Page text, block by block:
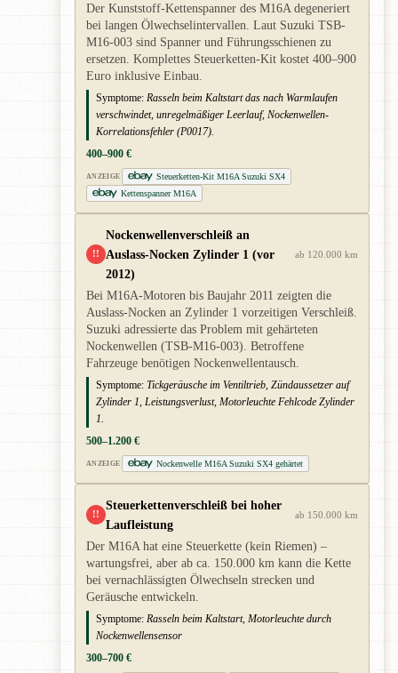
Der Kunststoff-Kettenspanner des M16A degeneriert
bei langen Ölwechselintervallen. Laut Suzuki TSB-
M16-003 sind Spanner und Führungsschienen zu
ersetzen. Komplettes Steuerketten-Kit kostet 400–900
Euro inklusive Einbau.
Symptome: Rasseln beim Kaltstart das nach Warmlaufen
verschwindet, unregelmäßiger Leerlauf, Nockenwellen-
Korrelationsfehler (P0017).
400–900 €
ANZEIGE
Steuerketten-Kit M16A Suzuki SX4
Kettenspanner M16A
!!
Nockenwellenverschleiß an
Auslass-Nocken Zylinder 1 (vor
2012)
ab 120.000 km
Bei M16A-Motoren bis Baujahr 2011 zeigten die
Auslass-Nocken an Zylinder 1 vorzeitigen Verschleiß.
Suzuki adressierte das Problem mit gehärteten
Nockenwellen (TSB-M16-003). Betroffene
Fahrzeuge benötigen Nockenwellentausch.
Symptome: Tickgeräusche im Ventiltrieb, Zündaussetzer auf
Zylinder 1, Leistungsverlust, Motorleuchte Fehlcode Zylinder
1.
500–1.200 €
ANZEIGE Nockenwelle M16A Suzuki SX4 gehärtet
!!
Steuerkettenverschleiß bei hoher
Laufleistung
ab 150.000 km
Der M16A hat eine Steuerkette (kein Riemen) –
wartungsfrei, aber ab ca. 150.000 km kann die Kette
bei vernachlässigten Ölwechseln strecken und
Geräusche entwickeln.
Symptome: Rasseln beim Kaltstart, Motorleuchte durch
Nockenwellensensor
300–700 €